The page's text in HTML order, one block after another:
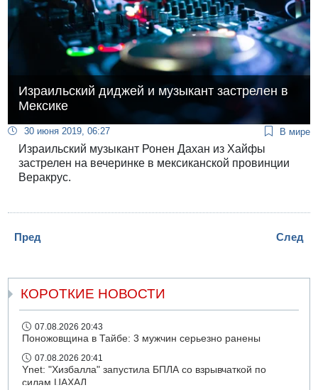
Израильский диджей и музыкант застрелен в
Мексике
30 июня 2019, 06:27 В мире
Израильский музыкант Ронен Дахан из Хайфы
застрелен на вечеринке в мексиканской провинции
Веракрус.
Пред След
КОРОТКИЕ НОВОСТИ
07.08.2026 20:43
Поножовщина в Тайбе: 3 мужчин серьезно ранены
07.08.2026 20:41
Ynet: "Хизбалла" запустила БПЛА со взрывчаткой по
силам ЦАХАЛ